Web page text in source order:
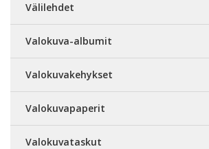
Välilehdet
Valokuva-albumit
Valokuvakehykset
Valokuvapaperit
Valokuvataskut